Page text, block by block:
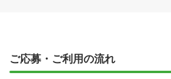
ご応募・ご利用の流れ